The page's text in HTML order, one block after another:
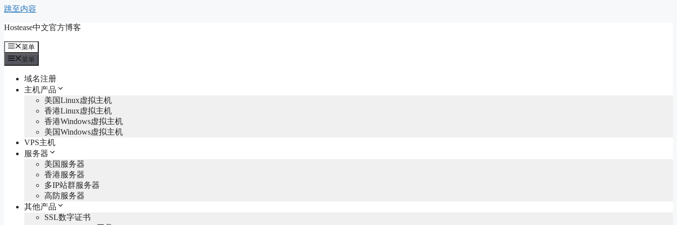
跳至内容
Hostease中文官方博客
菜单
菜单
域名注册
主机产品
美国Linux虚拟主机
香港Linux虚拟主机
香港Windows虚拟主机
美国Windows虚拟主机
VPS主机
服务器
美国服务器
香港服务器
多IP站群服务器
高防服务器
其他产品
SSL数字证书